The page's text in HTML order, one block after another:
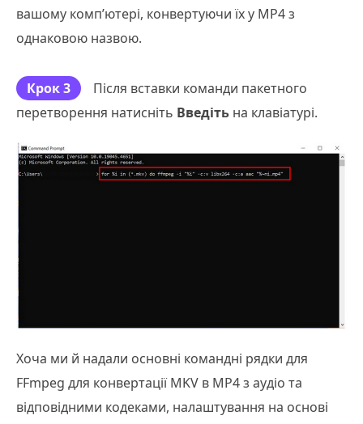
вашому комп’ютері, конвертуючи їх у MP4 з
однаковою назвою.
Крок 3
Після вставки команди пакетного
перетворення натисніть Введіть на клавіатурі.
Хоча ми й надали основні командні рядки для
FFmpeg для конвертації MKV в MP4 з аудіо та
відповідними кодеками, налаштування на основі